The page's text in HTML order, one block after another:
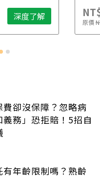
深度了解 原價
費卻沒保障？忽略病
義務」恐拒賠！5招自
有年齡限制嗎？熟齡